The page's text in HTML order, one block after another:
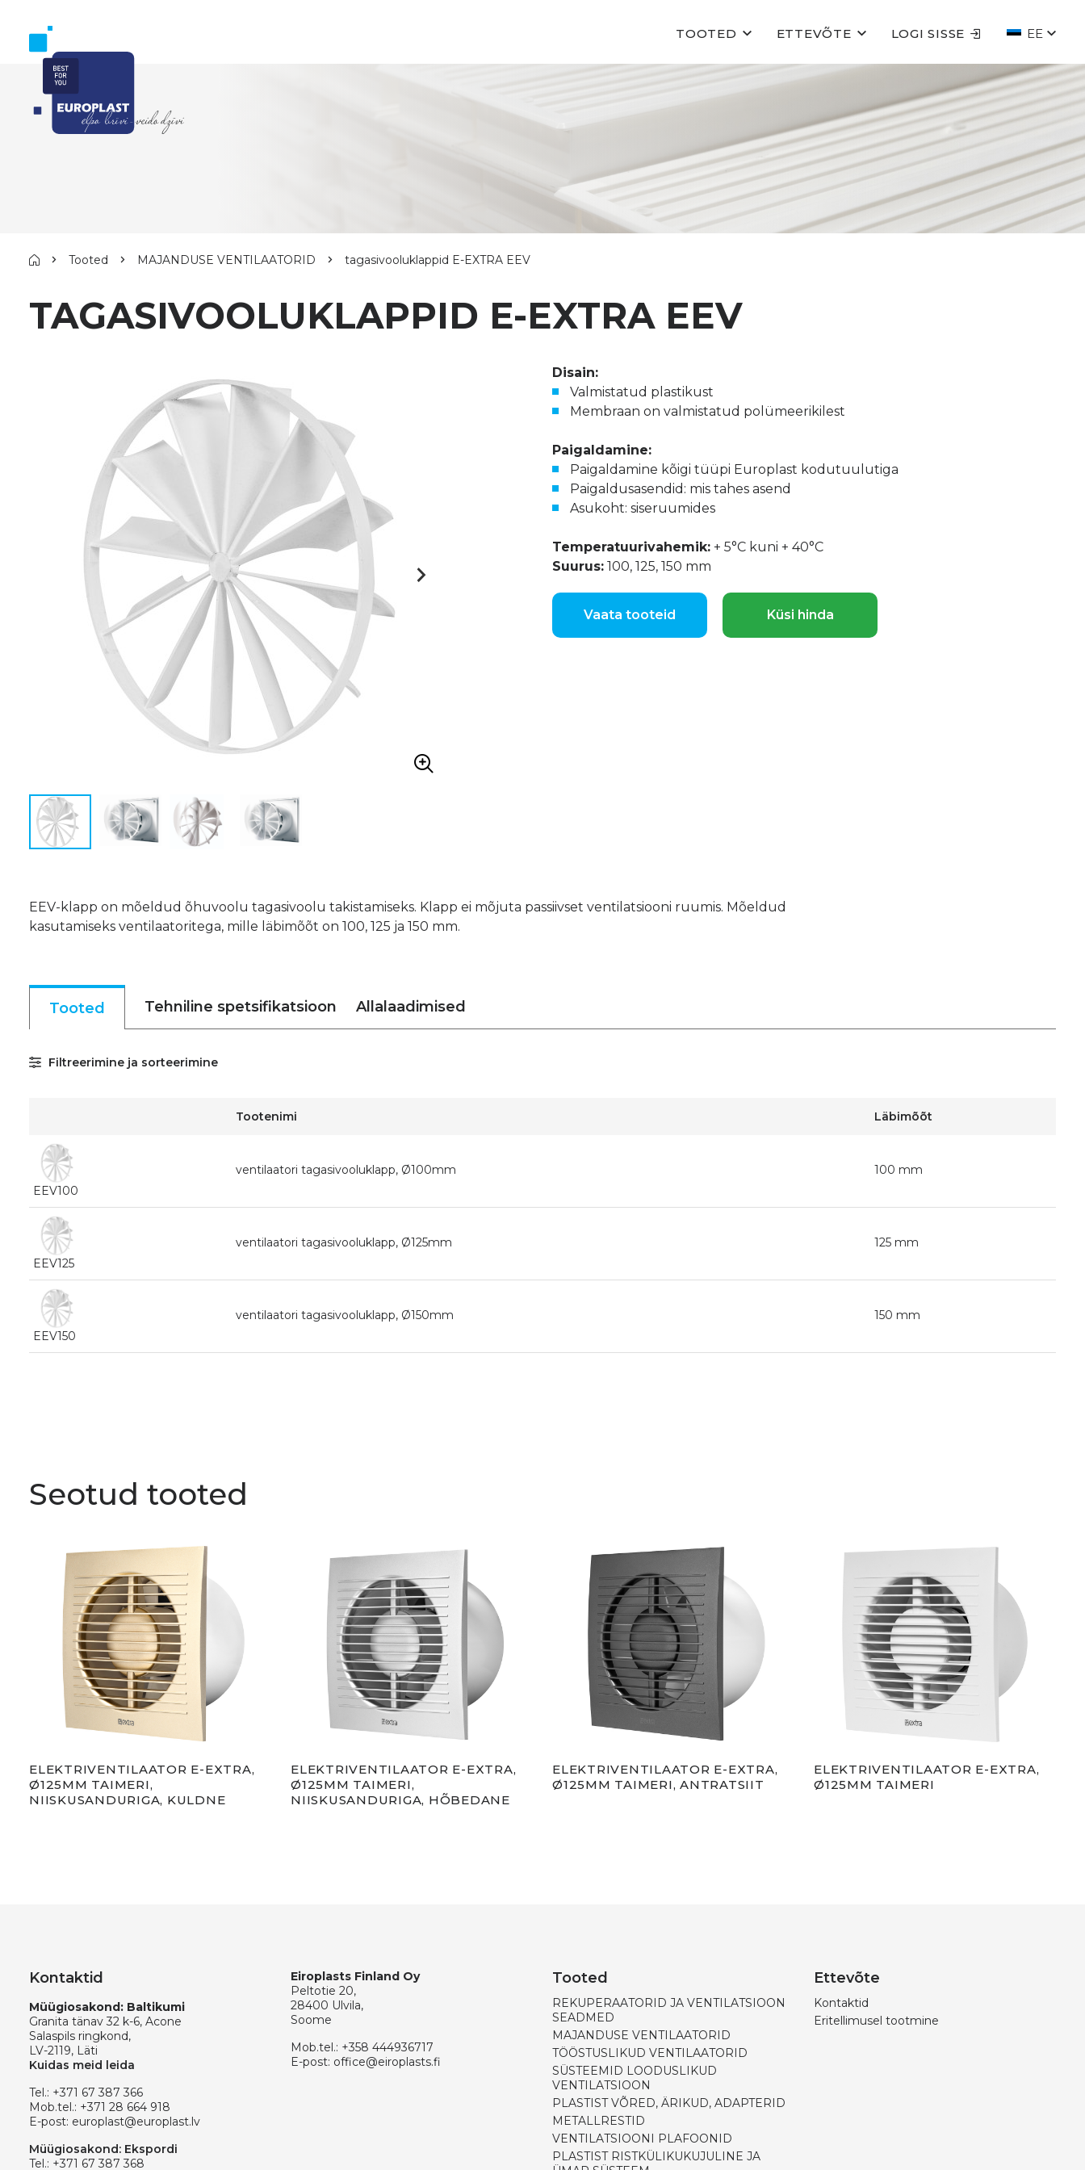
TOOTED ETTEVÕTE LOGI SISSE EE
Tooted MAJANDUSE VENTILAATORID tagasivooluklappid E-EXTRA EEV
TAGASIVOOLUKLAPPID E-EXTRA EEV
Disain:
Valmistatud plastikust
Membraan on valmistatud polümeerikilest
Paigaldamine:
Paigaldamine kõigi tüüpi Europlast kodutuulutiga
Paigaldusasendid: mis tahes asend
Asukoht: siseruumides
Temperatuurivahemik: + 5°C kuni + 40°C
Suurus: 100, 125, 150 mm
Vaata tooteid Küsi hinda
EEV-klapp on mõeldud õhuvoolu tagasivoolu takistamiseks. Klapp ei mõjuta passiivset ventilatsiooni ruumis. Mõeldud
kasutamiseks ventilaatoritega, mille läbimõõt on 100, 125 ja 150 mm.
Tooted Tehniline spetsifikatsioon Allalaadimised
Filtreerimine ja sorteerimine
Tootenimi Läbimõõt
EEV100
ventilaatori tagasivooluklapp, Ø100mm 100 mm
EEV125
ventilaatori tagasivooluklapp, Ø125mm 125 mm
EEV150
ventilaatori tagasivooluklapp, Ø150mm 150 mm
Seotud tooted
ELEKTRIVENTILAATOR E-EXTRA,
Ø125MM TAIMERI,
NIISKUSANDURIGA, KULDNE
ELEKTRIVENTILAATOR E-EXTRA,
Ø125MM TAIMERI,
NIISKUSANDURIGA, HÕBEDANE
ELEKTRIVENTILAATOR E-EXTRA,
Ø125MM TAIMERI, ANTRATSIIT
ELEKTRIVENTILAATOR E-EXTRA,
Ø125MM TAIMERI
Kontaktid
Müügiosakond: Baltikumi
Granita tänav 32 k-6, Acone
Salaspils ringkond,
LV-2119, Läti
Kuidas meid leida
Tel.: +371 67 387 366
Mob.tel.: +371 28 664 918
E-post: europlast@europlast.lv
Müügiosakond: Ekspordi
Tel.: +371 67 387 368
Eiroplasts Finland Oy
Peltotie 20,
28400 Ulvila,
Soome
Mob.tel.: +358 444936717
E-post: office@eiroplasts.fi
Tooted
REKUPERAATORID JA VENTILATSIOON
SEADMED
MAJANDUSE VENTILAATORID
TÖÖSTUSLIKUD VENTILAATORID
SÜSTEEMID LOODUSLIKUD
VENTILATSIOON
PLASTIST VÕRED, ÄRIKUD, ADAPTERID
METALLRESTID
VENTILATSIOONI PLAFOONID
PLASTIST RISTKÜLIKUKUJULINE JA
Ettevõte
Kontaktid
Eritellimusel tootmine